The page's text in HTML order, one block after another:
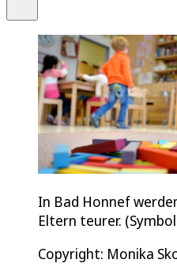
In Bad Honnef
Eltern teurer.
Copyright: Monika